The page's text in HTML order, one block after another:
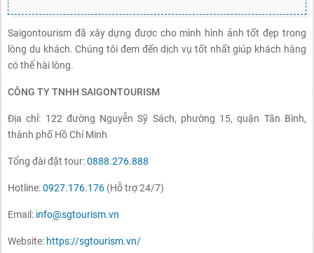
Saigontourism đã xây dựng được cho mình hình ảnh tốt đẹp trong
lòng du khách. Chúng tôi đem đến dịch vụ tốt nhất giúp khách hàng
có thể hài lòng.
CÔNG TY TNHH SAIGONTOURISM
Địa chỉ: 122 đường Nguyễn Sỹ Sách, phường 15, quận Tân Bình,
thành phố Hồ Chí Minh
Tổng đài đặt tour:0888.276.888
Hotline:0927.176.176 (Hỗ trợ 24/7)
Email: info@sgtourism.vn
Website: https://sgtourism.vn/